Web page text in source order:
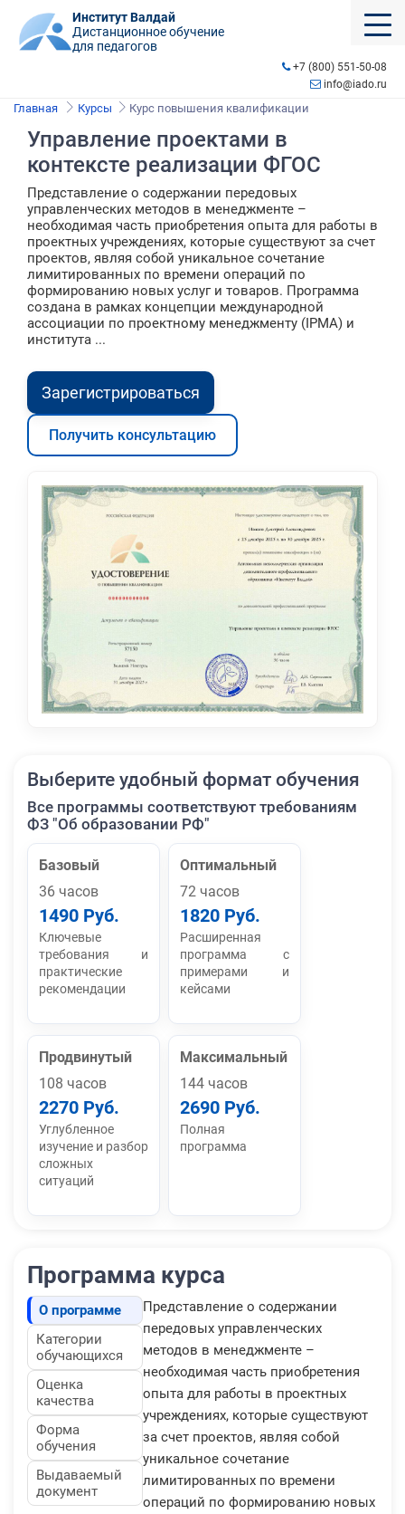
Институт Валдай
Дистанционное обучение
для педагогов
+7 (800) 551-50-08
info@iado.ru
Главная Курсы Курс повышения квалификации
Управление проектами в
контексте реализации ФГОС
Представление о содержании передовых
управленческих методов в менеджменте –
необходимая часть приобретения опыта для работы в
проектных учреждениях, которые существуют за счет
проектов, являя собой уникальное сочетание
лимитированных по времени операций по
формированию новых услуг и товаров. Программа
создана в рамках концепции международной
ассоциации по проектному менеджменту (IPMA) и
института ...
Зарегистрироваться
Получить консультацию
Выберите удобный формат обучения
Все программы соответствуют требованиям
ФЗ "Об образовании РФ"
Базовый
36 часов
1490 Руб.
Ключевые
требования и
практические
рекомендации
Оптимальный
72 часов
1820 Руб.
Расширенная
программа с
примерами и
кейсами
Продвинутый
108 часов
2270 Руб.
Углубленное
изучение и разбор
сложных
ситуаций
Максимальный
144 часов
2690 Руб.
Полная
программа
Программа курса
О программе
Категории
обучающихся
Оценка
качества
Форма
обучения
Выдаваемый
документ
Представление о содержании
передовых управленческих
методов в менеджменте –
необходимая часть приобретения
опыта для работы в проектных
учреждениях, которые существуют
за счет проектов, являя собой
уникальное сочетание
лимитированных по времени
операций по формированию новых